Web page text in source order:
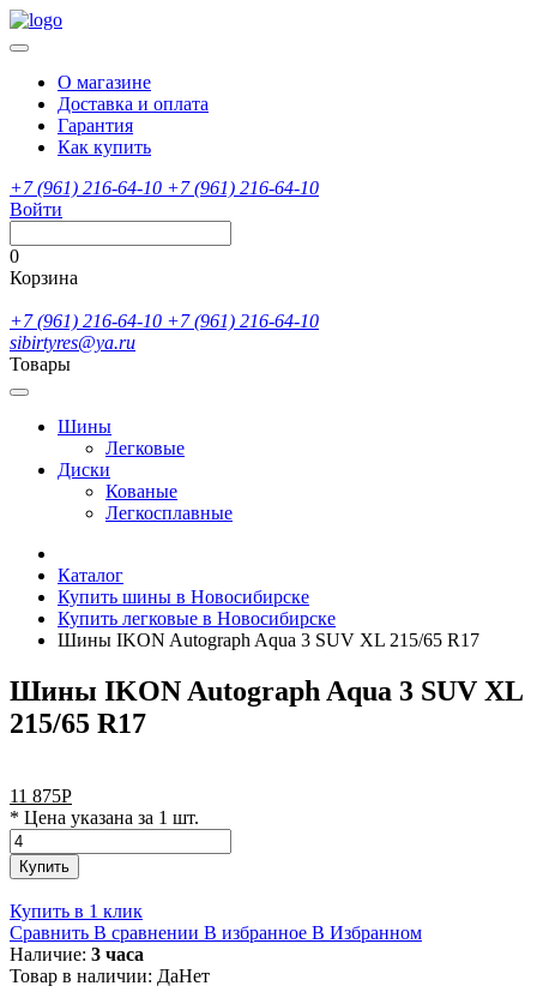
О магазине
Доставка и оплата
Гарантия
Как купить
+7 (961) 216-64-10 +7 (961) 216-64-10
Войти
0
Корзина
+7 (961) 216-64-10 +7 (961) 216-64-10
sibirtyres@ya.ru
Товары
Шины
Легковые
Диски
Кованые
Легкосплавные
Каталог
Купить шины в Новосибирске
Купить легковые в Новосибирске
Шины IKON Autograph Aqua 3 SUV XL 215/65 R17
Шины IKON Autograph Aqua 3 SUV XL
215/65 R17
11 875Р
* Цена указана за 1 шт.
Купить
Купить в 1 клик
Сравнить В сравнении В избранное В Избранном
Наличие: 3 часа
Товар в наличии: ДаНет